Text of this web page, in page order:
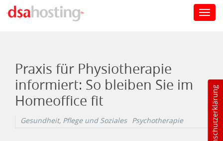
Datenschutzerklärung
Praxis für Physiotherapie
informiert: So bleiben Sie im
Homeoffice fit
Gesundheit, Pflege und Soziales Psychotherapie